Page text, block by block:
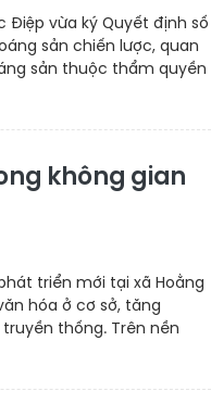
Điệp vừa ký Quyết định số
sản chiến lược, quan
sản thuộc thẩm quyền
không gian
triển mới tại xã Hoằng
hóa ở cơ sở, tăng
thống. Trên nền